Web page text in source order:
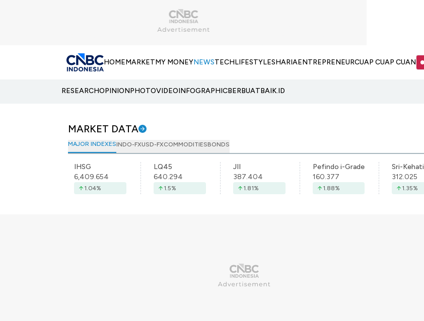
HOMEMARKETMY MONEYNEWSTECHLIFESTYLESHARIAENTREPRENEURCUAP CUAP CUAN
RESEARCHOPINIONPHOTOVIDEOINFOGRAPHICBERBUATBAIK.ID
MARKET DATA
MAJOR INDEXESINDO-FXUSD-FXCOMMODITIESBONDS
IHSG
6,409.654
1.04%
LQ45
640.294
1.5%
JII
387.404
1.81%
Pefindo i-Grade
160.377
1.88%
Sri-Kehati
312.025
1.35%